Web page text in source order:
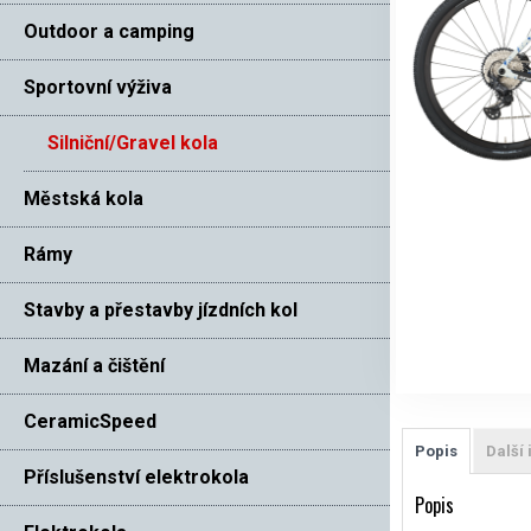
Outdoor a camping
Sportovní výživa
Silniční/Gravel kola
Městská kola
Rámy
Stavby a přestavby jízdních kol
Mazání a čištění
CeramicSpeed
Příslušenství elektrokola
Popis Další
Popis